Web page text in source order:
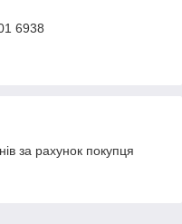
6938
за рахунок покупця